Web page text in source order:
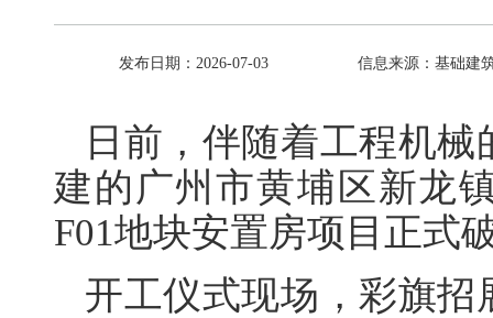
发布日期：2026-07-03 信息来源：基础建
日前，伴随着工程机
建的广州市黄埔区新龙
F01地块安置房项目正式
开工仪式现场，彩旗